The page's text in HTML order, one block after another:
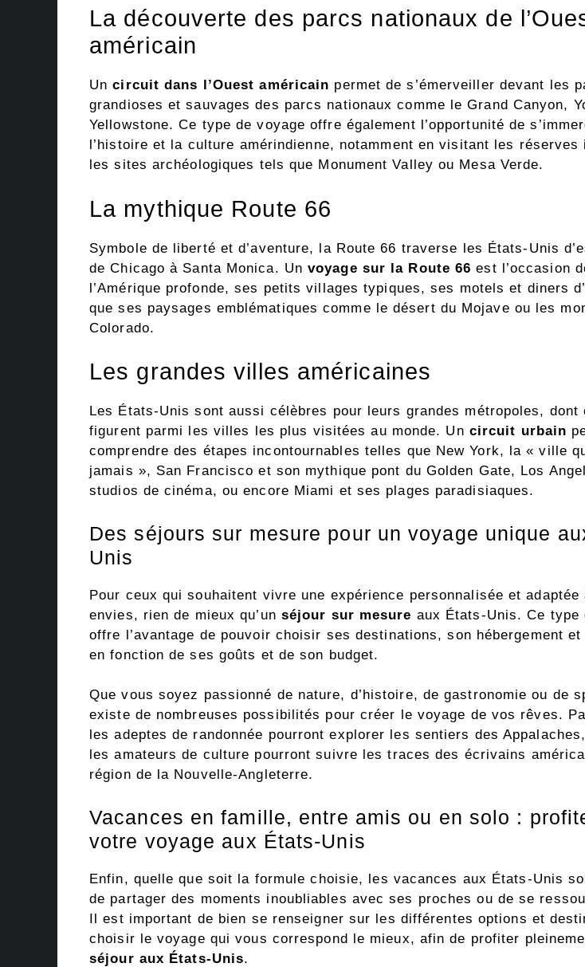
La découverte des parcs nationaux de
américain
Uncircuit dans l’Ouest américain permet de s’émerveiller devant les
grandioses et sauvages des parcs nationaux comme le Grand Canyon,
Yellowstone. Ce type de voyage offre également l’opportunité de
l’histoire et la culture amérindienne, notamment en visitant les réserves
les sites archéologiques tels que Monument Valley ou Mesa Verde.
La mythique Route 66
Symbole de liberté et d’aventure, la Route 66 traverse les États-Unis
de Chicago à Santa Monica. Unvoyage sur la Route 66 est l’occasion
l’Amérique profonde, ses petits villages typiques, ses motels et diners
que ses paysages emblématiques comme le désert du Mojave ou les
Colorado.
Les grandes villes américaines
Les États-Unis sont aussi célèbres pour leurs grandes métropoles, dont
figurent parmi les villes les plus visitées au monde. Un circuit urbain
comprendre des étapes incontournables telles que New York, la « ville
jamais », San Francisco et son mythique pont du Golden Gate, Los
studios de cinéma, ou encore Miami et ses plages paradisiaques.
Des séjours sur mesure pour un voyage unique
Unis
Pour ceux qui souhaitent vivre une expérience personnalisée et adaptée
envies, rien de mieux qu’un séjour sur mesure aux États-Unis. Ce type
offre l’avantage de pouvoir choisir ses destinations, son hébergement
en fonction de ses goûts et de son budget.
Que vous soyez passionné de nature, d’histoire, de gastronomie ou de
existe de nombreuses possibilités pour créer le voyage de vos rêves.
les adeptes de randonnée pourront explorer les sentiers des
les amateurs de culture pourront suivre les traces des écrivains
région de la Nouvelle-Angleterre.
Vacances en famille, entre amis ou en solo :
votre voyage aux États-Unis
Enfin, quelle que soit la formule choisie, les vacances aux États-Unis
de partager des moments inoubliables avec ses proches ou de se
Il est important de bien se renseigner sur les différentes options et
choisir le voyage qui vous correspond le mieux, afin de profiter
séjour aux États-Unis.